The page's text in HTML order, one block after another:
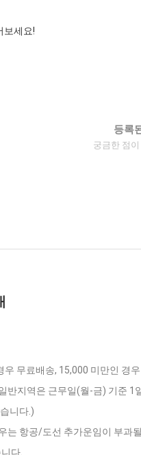
보세요!
등록
궁금한 점
우 무료배송, 15,000 미만인 경
반지역은 근무일(월-금) 기준
니다.)
는 항공/도선 추가운임이 부과
다.